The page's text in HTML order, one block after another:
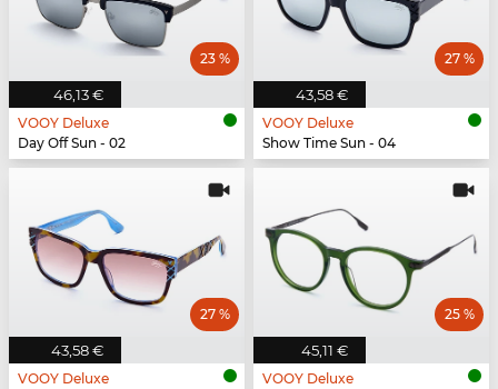
46,13 €
23 %
VOOY Deluxe
Day Off Sun - 02
43,58 €
27 %
VOOY Deluxe
Show Time Sun - 04
43,58 €
27 %
VOOY Deluxe
45,11 €
25 %
VOOY Deluxe